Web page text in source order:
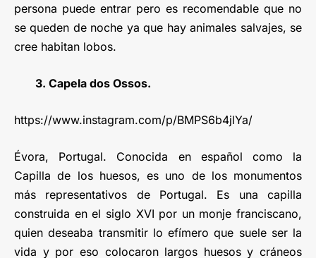
persona puede entrar pero es recomendable que no
se queden de noche ya que hay animales salvajes, se
cree habitan lobos.
3. Capela dos Ossos.
https://www.instagram.com/p/BMPS6b4jlYa/
Évora, Portugal. Conocida en español como la
Capilla de los huesos, es uno de los monumentos
más representativos de Portugal. Es una capilla
construida en el siglo XVI por un monje franciscano,
quien deseaba transmitir lo efímero que suele ser la
vida y por eso colocaron largos huesos y cráneos